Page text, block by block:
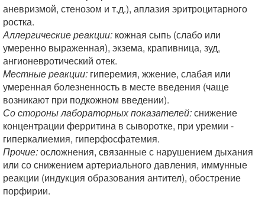
аневризмой, стенозом и т.д.), аплазия эритроцитарного
ростка.
Аллергические реакции: кожная сыпь (слабо или
умеренно выраженная), экзема, крапивница, зуд,
ангионевротический отек.
Местные реакции: гиперемия, жжение, слабая или
умеренная болезненность в месте введения (чаще
возникают при подкожном введении).
Со стороны лабораторных показателей:снижение
концентрации ферритина в сыворотке, при уремии -
гиперкалиемия, гиперфосфатемия.
Прочие:осложнения, связанные с нарушением дыхания
или со снижением артериального давления, иммунные
реакции (индукция образования антител), обострение
порфирии.